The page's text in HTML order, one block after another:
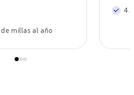
millas al año